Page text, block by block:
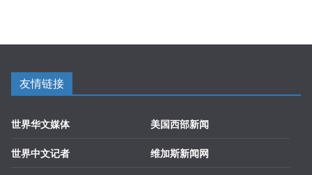
友情链接
世界华文媒体
世界中文记者
美国西部新闻
维加斯新闻网